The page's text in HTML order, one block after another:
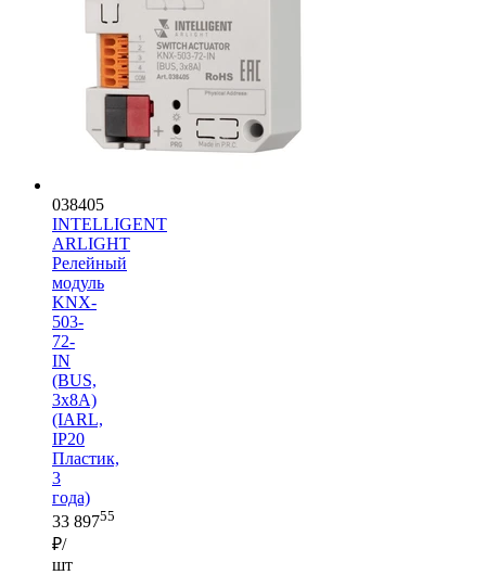
038405
INTELLIGENT
ARLIGHT
Релейный
модуль
KNX-
503-
72-
IN
(BUS,
3x8A)
(IARL,
IP20
Пластик,
3
года)
33 89755
₽/
шт